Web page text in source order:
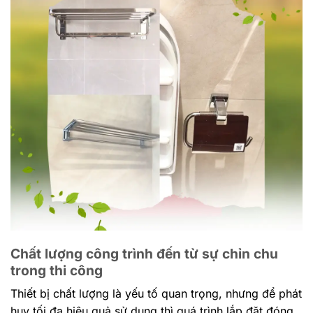
Chất lượng công trình đến từ sự chỉn chu
trong thi công
Thiết bị chất lượng là yếu tố quan trọng, nhưng để phát